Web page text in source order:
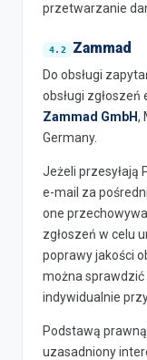
przetwarzanie
Zammad
Do obsługi
obsługi
Zammad GmbH,
Germany.
Jeżeli przesyłają
e-mail za
one
zgłoszeń w celu
poprawy jakości
można
indywidualnie
Podstawą
uzasadniony